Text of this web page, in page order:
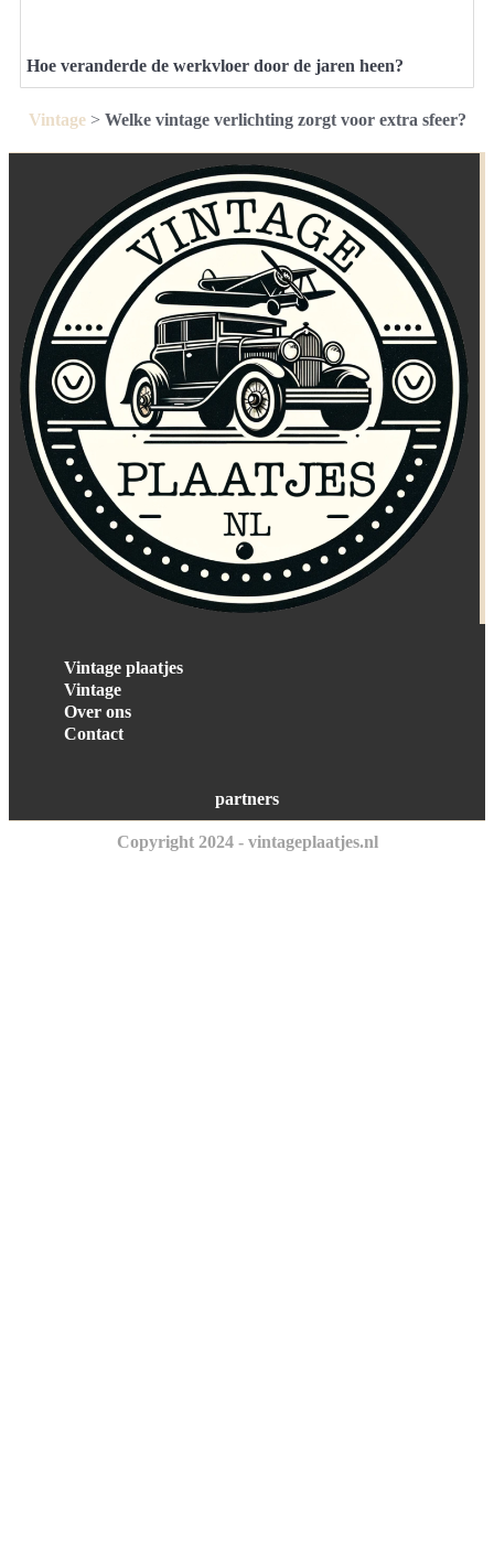
Hoe veranderde de werkvloer door de jaren heen?
Vintage> Welke vintage verlichting zorgt voor extra sfeer?
Vintage plaatjes
Vintage
Over ons
Contact
partners
Copyright 2024 - vintageplaatjes.nl